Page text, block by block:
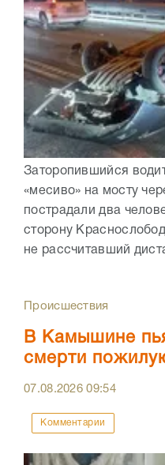
Заторопившийся
«месиво» на мосту
пострадали два
сторону
не рассчитавший
Происшествия
В Камышине
смерти
07.08.202609:54
Комментарии